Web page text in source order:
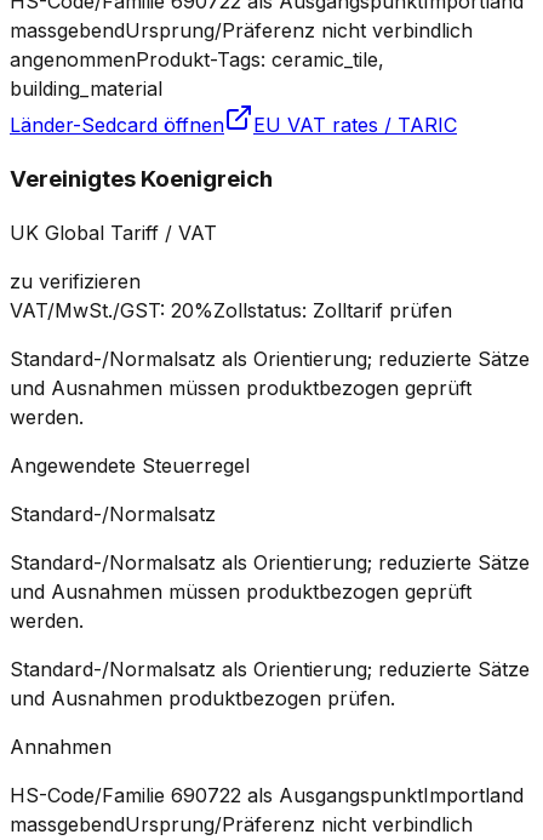
massgebendUrsprung/Präferenz nicht verbindlich
angenommenProdukt-Tags: ceramic_tile,
building_material
Länder-Sedcard öffnen
EU VAT rates / TARIC
Vereinigtes Koenigreich
UK Global Tariff / VAT
zu verifizieren
VAT/MwSt./GST: 20%Zollstatus: Zolltarif prüfen
Standard-/Normalsatz als Orientierung; reduzierte Sätze
und Ausnahmen müssen produktbezogen geprüft
werden.
Angewendete Steuerregel
Standard-/Normalsatz
Standard-/Normalsatz als Orientierung; reduzierte Sätze
und Ausnahmen müssen produktbezogen geprüft
werden.
Standard-/Normalsatz als Orientierung; reduzierte Sätze
und Ausnahmen produktbezogen prüfen.
Annahmen
HS-Code/Familie 690722 als AusgangspunktImportland
massgebendUrsprung/Präferenz nicht verbindlich